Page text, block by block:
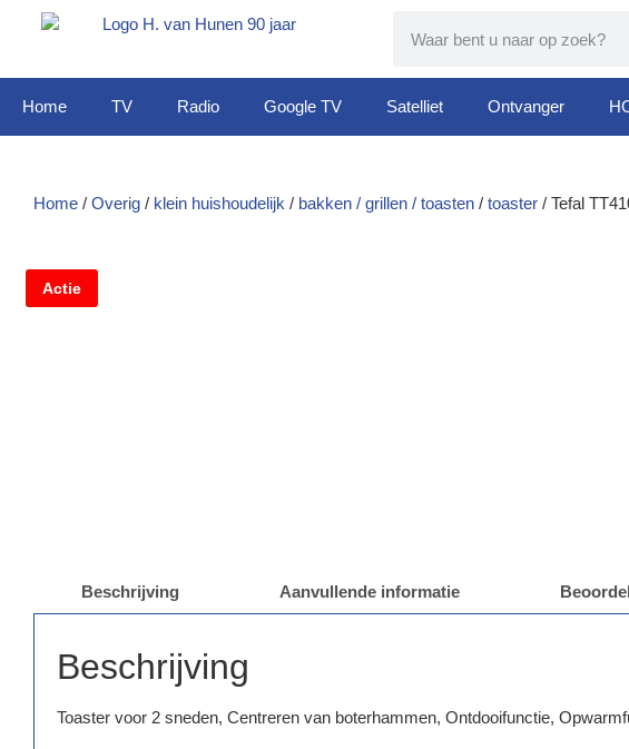
Home TV Radio Google TV Satelliet Ontvanger
Home / Overig / klein huishoudelijk / bakken / grillen / toasten / toaster / Tefal
Actie
Beschrijving Aanvullende informatie
Beschrijving
Toaster voor 2 sneden, Centreren van boterhammen, Ontdooifunctie,